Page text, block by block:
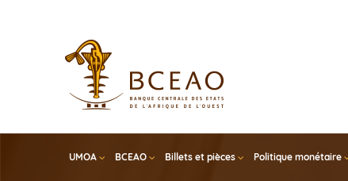
UMOA BCEAO Billets et pièces Politique monétaire